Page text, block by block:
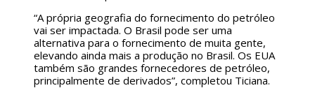
“A própria geografia do fornecimento do petróleo
vai ser impactada. O Brasil pode ser uma
alternativa para o fornecimento de muita gente,
elevando ainda mais a produção no Brasil. Os EUA
também são grandes fornecedores de petróleo,
principalmente de derivados”, completou Ticiana.